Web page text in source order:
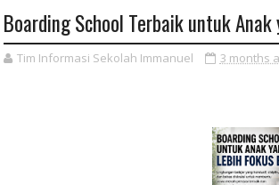
Boarding School Terbaik untuk
Tim Informasi Sekolah Immanuel 3 months